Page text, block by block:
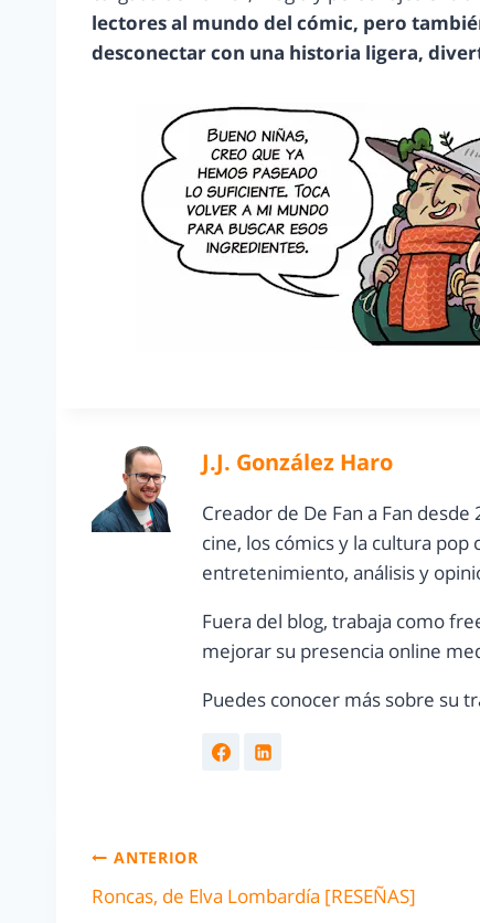
lectores al mundo del cómic, pero
desconectar con una historia ligera,
J.J. González Haro
Creador de De Fan a Fan
cine, los cómics y la cultura
entretenimiento, análisis y
Fuera del blog, trabaja como
mejorar su presencia online
Puedes conocer más sobre su
ANTERIOR
Roncas, de Elva Lombardía [RESEÑAS]